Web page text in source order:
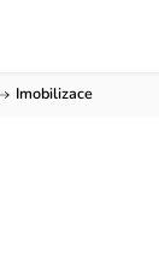
Imobilizace